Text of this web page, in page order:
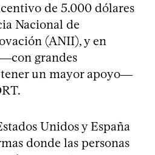
de 5.000 dólares
Nacional de
(ANII), y en
grandes
un mayor apoyo―
Unidos y España
donde las personas